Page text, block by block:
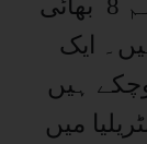
بھائیوں میں پانچواں ہے ہم 8 بھائی
5 بہنیں ہیں۔ ایک
ہیں
میں